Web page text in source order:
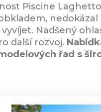
Piscine
Nadšený
další rozvoj.
řad s